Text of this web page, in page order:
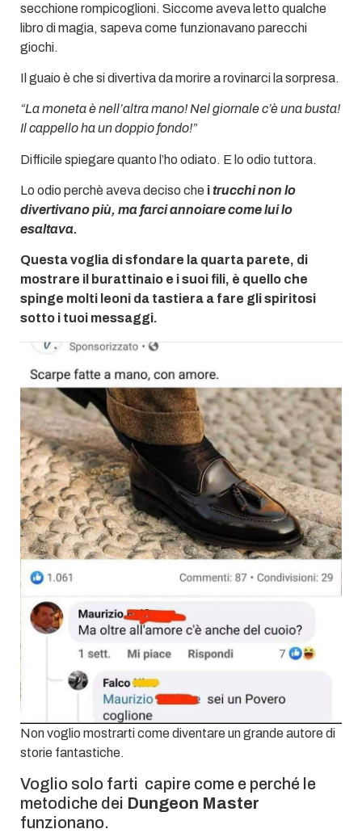
secchione rompicoglioni. Siccome aveva letto qualche
libro di magia, sapeva come funzionavano parecchi
giochi.
Il guaio è che si divertiva da morire a rovinarci la sorpresa.
“La moneta è nell’altra mano! Nel giornale c’è una busta!
Il cappello ha un doppio fondo!”
Difficile spiegare quanto l’ho odiato. E lo odio tuttora.
Lo odio perchè aveva deciso che itrucchi non lo
divertivano più, ma farci annoiare come lui lo
esaltava.
Questa voglia di sfondare la quarta parete, di
mostrare il burattinaio e i suoi fili, è quello che
spinge molti leoni da tastiera a fare gli spiritosi
sotto i tuoi messaggi.
Non voglio mostrarti come diventare un grande autore di
storie fantastiche.
Voglio solo farti capire come e perché le
metodiche dei Dungeon Master
funzionano.